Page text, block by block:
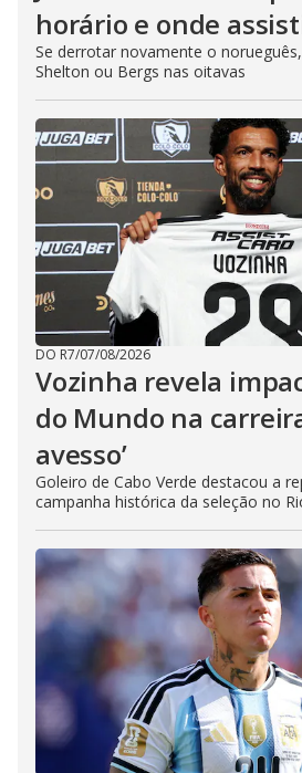
horário e onde
Se derrotar novamente o
Shelton ou Bergs nas oitavas
DO R7/07/08/2026
Vozinha revela
do Mundo na
avesso’
Goleiro de Cabo Verde destacou a
campanha histórica da seleção no